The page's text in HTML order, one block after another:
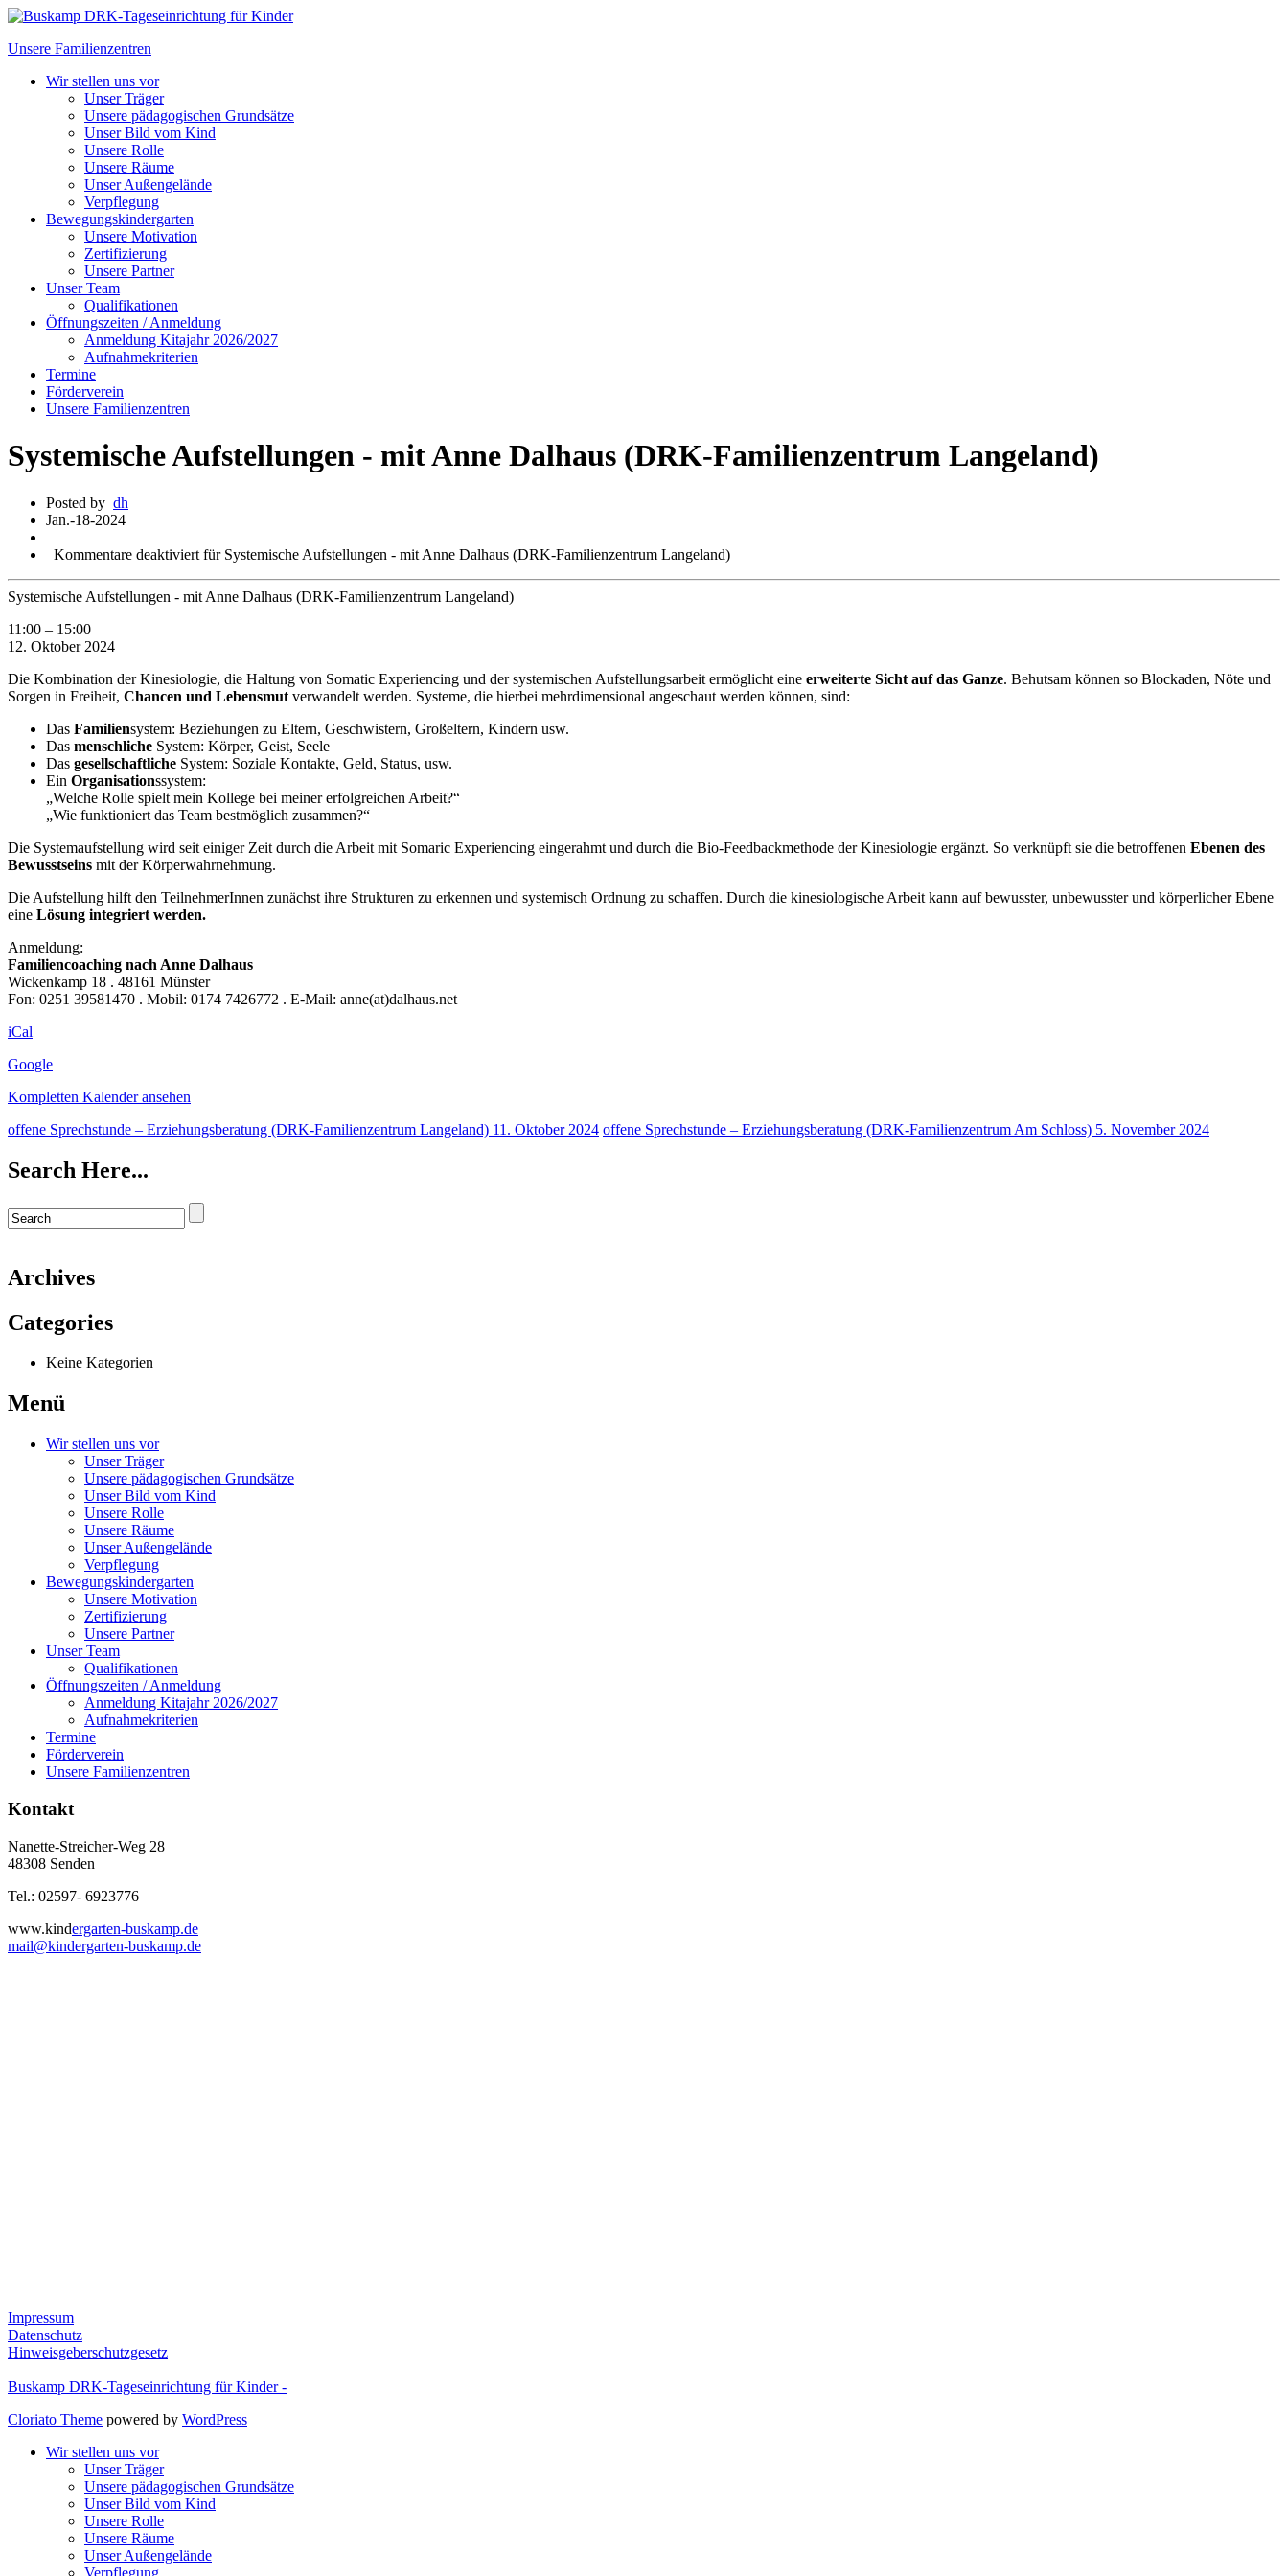
Unsere Familienzentren
Wir stellen uns vor
Unser Träger
Unsere pädagogischen Grundsätze
Unser Bild vom Kind
Unsere Rolle
Unsere Räume
Unser Außengelände
Verpflegung
Bewegungskindergarten
Unsere Motivation
Zertifizierung
Unsere Partner
Unser Team
Qualifikationen
Öffnungszeiten / Anmeldung
Anmeldung Kitajahr 2026/2027
Aufnahmekriterien
Termine
Förderverein
Unsere Familienzentren
Systemische Aufstellungen - mit Anne Dalhaus (DRK-Familienzentrum Langeland)
Posted by dh
Jan.-18-2024
Kommentare deaktiviert für Systemische Aufstellungen - mit Anne Dalhaus (DRK-Familienzentrum Langeland)
Systemische Aufstellungen - mit Anne Dalhaus (DRK-Familienzentrum Langeland)
11:00 – 15:00
12. Oktober 2024
Die Kombination der Kinesiologie, die Haltung von Somatic Experiencing und der systemischen Aufstellungsarbeit ermöglicht eine erweiterte Sicht auf das Ganze. Behutsam können so Blockaden, Nöte und
Sorgen in Freiheit, Chancen und Lebensmut verwandelt werden. Systeme, die hierbei mehrdimensional angeschaut werden können, sind:
Das Familiensystem: Beziehungen zu Eltern, Geschwistern, Großeltern, Kindern usw.
Das menschliche System: Körper, Geist, Seele
Das gesellschaftliche System: Soziale Kontakte, Geld, Status, usw.
Ein Organisationssystem:
„Welche Rolle spielt mein Kollege bei meiner erfolgreichen Arbeit?“
„Wie funktioniert das Team bestmöglich zusammen?“
Die Systemaufstellung wird seit einiger Zeit durch die Arbeit mit Somaric Experiencing eingerahmt und durch die Bio-Feedbackmethode der Kinesiologie ergänzt. So verknüpft sie die betroffenen Ebenen des
Bewusstseins mit der Körperwahrnehmung.
Die Aufstellung hilft den TeilnehmerInnen zunächst ihre Strukturen zu erkennen und systemisch Ordnung zu schaffen. Durch die kinesiologische Arbeit kann auf bewusster, unbewusster und körperlicher Ebene
eine Lösung integriert werden.
Anmeldung:
Familiencoaching nach Anne Dalhaus
Wickenkamp 18 . 48161 Münster
Fon: 0251 39581470 . Mobil: 0174 7426772 . E-Mail: anne(at)dalhaus.net
iCal
Google
Kompletten Kalender ansehen
offene Sprechstunde – Erziehungsberatung (DRK-Familienzentrum Langeland) 11. Oktober 2024 offene Sprechstunde – Erziehungsberatung (DRK-Familienzentrum Am Schloss) 5. November 2024
Search Here...
Archives
Categories
Keine Kategorien
Menü
Wir stellen uns vor
Unser Träger
Unsere pädagogischen Grundsätze
Unser Bild vom Kind
Unsere Rolle
Unsere Räume
Unser Außengelände
Verpflegung
Bewegungskindergarten
Unsere Motivation
Zertifizierung
Unsere Partner
Unser Team
Qualifikationen
Öffnungszeiten / Anmeldung
Anmeldung Kitajahr 2026/2027
Aufnahmekriterien
Termine
Förderverein
Unsere Familienzentren
Kontakt
Nanette-Streicher-Weg 28
48308 Senden
Tel.: 02597- 6923776
www.kindergarten-buskamp.de
mail@kindergarten-buskamp.de
Impressum
Datenschutz
Hinweisgeberschutzgesetz
Buskamp DRK-Tageseinrichtung für Kinder -
Cloriato Theme powered by WordPress
Wir stellen uns vor
Unser Träger
Unsere pädagogischen Grundsätze
Unser Bild vom Kind
Unsere Rolle
Unsere Räume
Unser Außengelände
Verpflegung